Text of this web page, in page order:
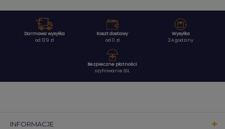
Darmowa wysyłka
od 129 zł
Koszt dostawy
od 0 zł
Wysyłka
24 godziny
Bezpieczne płatności
szyfrowanie SSL
INFORMACJE